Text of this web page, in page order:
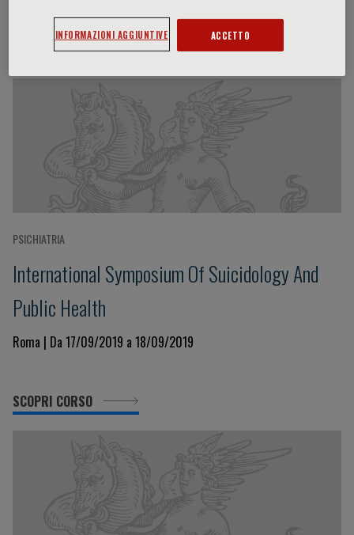
Partecipazioni del relatore
PSICHIATRIA
International Symposium Of Suicidology And
Public Health
Roma | Da 17/09/2019 a 18/09/2019
SCOPRI CORSO
INFORMAZIONI AGGIUNTIVE ACCETTO